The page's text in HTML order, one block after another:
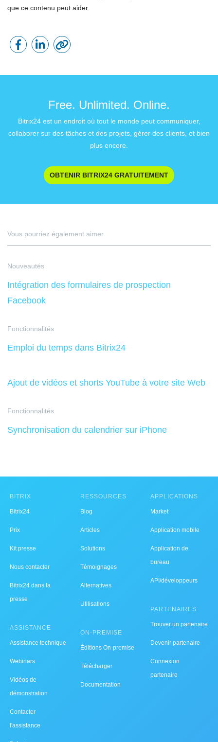
que ce contenu peut aider.
Free. Unlimited. Online.
Bitrix24 est un endroit où tout le monde peut communiquer,
collaborer sur des tâches et des projets, gérer des clients, et bien
plus encore.
OBTENIR BITRIX24 GRATUITEMENT
Vous pourriez également aimer
Nouveautés
Intégration des formulaires de prospection
Facebook
Fonctionnalités
Emploi du temps dans Bitrix24
Ajout de vidéos et shorts YouTube à votre site Web
Fonctionnalités
Synchronisation du calendrier sur iPhone
BITRIX
Bitrix24
Prix
Kit presse
Nous contacter
Bitrix24 dans la
presse
ASSISTANCE
Assistance technique
Webinars
Vidéos de
démonstration
Contacter
l'assistance
RESSOURCES
Blog
Articles
Solutions
Témoignages
Alternatives
Utilisations
ON-PREMISE
Éditions On-premise
Télécharger
Documentation
APPLICATIONS
Market
Application mobile
Application de
bureau
API/développeurs
PARTENAIRES
Trouver un partenaire
Devenir partenaire
Connexion
partenaire